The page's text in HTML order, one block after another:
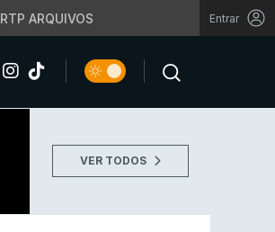
RTP ARQUIVOS Entrar
VER TODOS